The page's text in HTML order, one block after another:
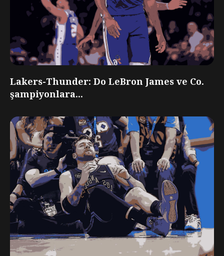
Lakers-Thunder: Do LeBron James ve Co.
şampiyonlara...